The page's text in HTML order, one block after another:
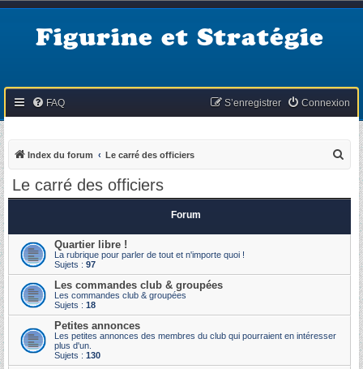
Figurine et Stratégie
FAQ Connexion
S’enregistrer
Index du forum Le carré des officiers
Le carré des officiers
Forum
Quartier libre !
La rubrique pour parler de tout et n'importe quoi !
Sujets : 97
Les commandes club & groupées
Les commandes club & groupées
Sujets : 18
Petites annonces
Les petites annonces des membres du club qui pourraient en intéresser
plus d'un.
Sujets : 130